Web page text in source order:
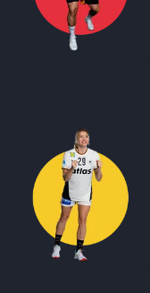
Call to action image